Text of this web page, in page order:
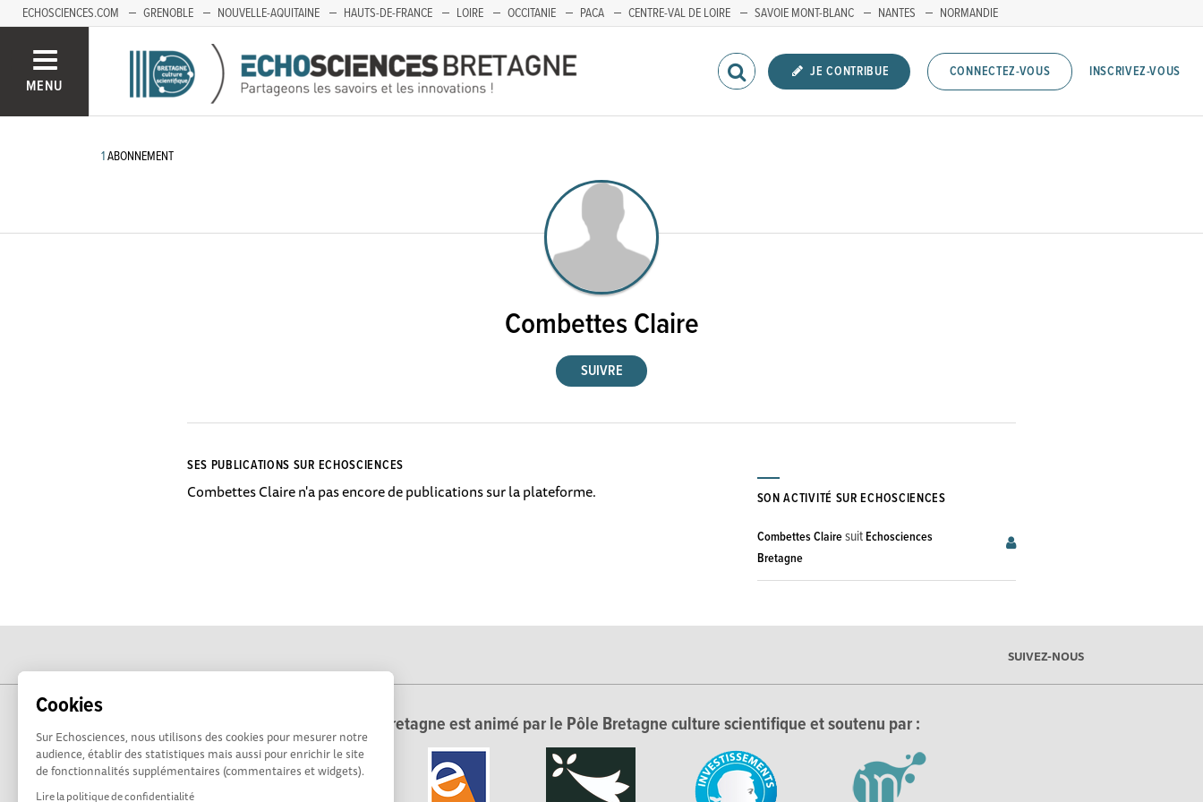
Cookies
Sur Echosciences, nous utilisons des cookies pour mesurer notre
audience, établir des statistiques mais aussi pour enrichir le site
de fonctionnalités supplémentaires (commentaires et widgets).
Lire la politique de confidentialité
ECHOSCIENCES.COM GRENOBLE NOUVELLE-AQUITAINE HAUTS-DE-FRANCE LOIRE OCCITANIE PACA CENTRE-VAL DE LOIRE SAVOIE MONT-BLANC NANTES NORMANDIE
MENU
JE CONTRIBUE CONNECTEZ-VOUS INSCRIVEZ-VOUS
1ABONNEMENT
Combettes Claire
SES PUBLICATIONS SUR ECHOSCIENCES
Combettes Claire n'a pas encore de publications sur la plateforme. SON ACTIVITÉ SUR ECHOSCIENCES
Combettes ClairesuitEchosciences
Bretagne
SUIVEZ-NOUS
Echosciences Bretagne est animé par le Pôle Bretagne culture scientifique et soutenu par :